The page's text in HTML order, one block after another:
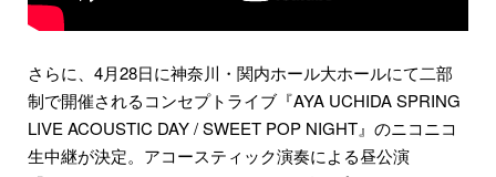
さらに、4月28日に神奈川・関内ホール大ホールにて二部
制で開催されるコンセプトライブ『AYA UCHIDA SPRING
LIVE ACOUSTIC DAY / SWEET POP NIGHT』のニコニコ
生中継が決定。アコースティック演奏による昼公演